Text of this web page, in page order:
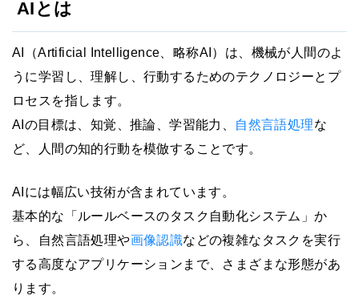
AIとは
AI（Artificial Intelligence、略称AI）は、機械が人間のよ
うに学習し、理解し、行動するためのテクノロジーとプ
ロセスを指します。
AIの目標は、知覚、推論、学習能力、
自然言語処理な
ど、人間の知的行動を模倣することです。
AIには幅広い技術が含まれています。
基本的な「ルールベースのタスク自動化システム」か
ら、自然言語処理や画像認識などの複雑なタスクを実行
する高度なアプリケーションまで、さまざまな形態があ
ります。